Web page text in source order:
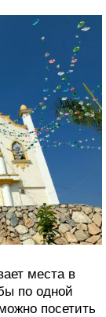
места в
по одной
посетить